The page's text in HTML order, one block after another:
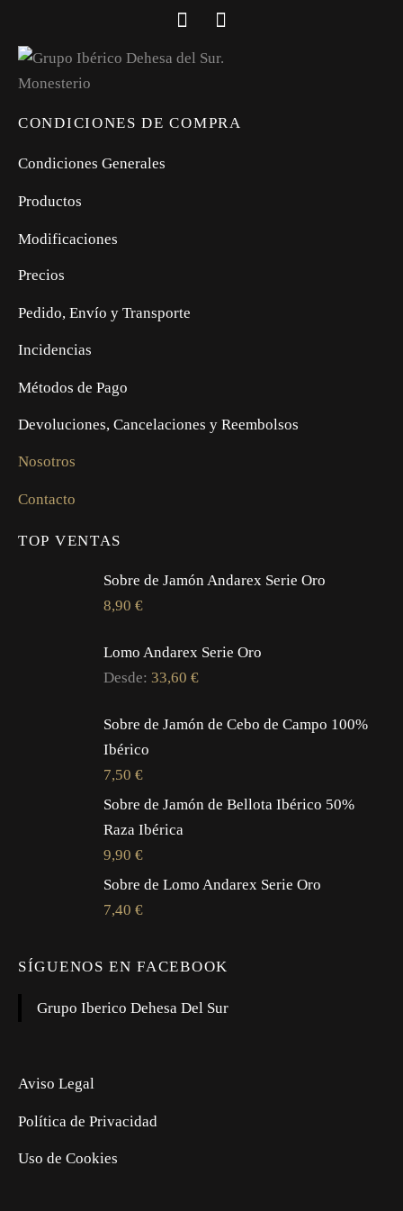
CONDICIONES DE COMPRA
Condiciones Generales
Productos
Modificaciones
Precios
Pedido, Envío y Transporte
Incidencias
Métodos de Pago
Devoluciones, Cancelaciones y Reembolsos
Nosotros
Contacto
TOP VENTAS
Sobre de Jamón Andarex Serie Oro
8,90 €
Lomo Andarex Serie Oro
Desde: 33,60 €
Sobre de Jamón de Cebo de Campo 100%
Ibérico
7,50 €
Sobre de Jamón de Bellota Ibérico 50%
Raza Ibérica
9,90 €
Sobre de Lomo Andarex Serie Oro
7,40 €
SÍGUENOS EN FACEBOOK
Grupo Iberico Dehesa Del Sur
Aviso Legal
Política de Privacidad
Uso de Cookies